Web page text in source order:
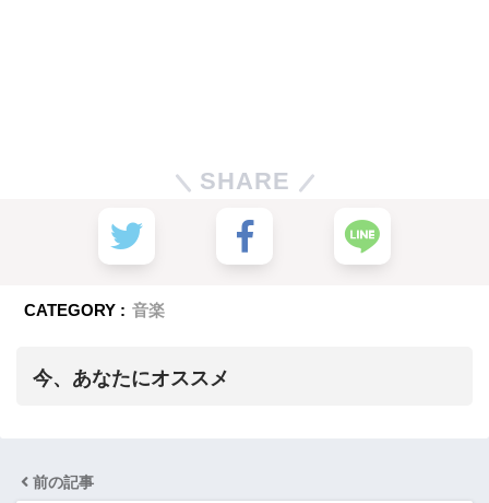
SHARE
CATEGORY : 音楽
今、あなたにオススメ
前の記事